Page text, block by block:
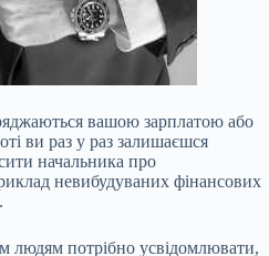
вашою зарплатою або
ви раз у раз залишаєшся
начальника про
невибудуваних фінансових
людям потрібно усвідомлювати,